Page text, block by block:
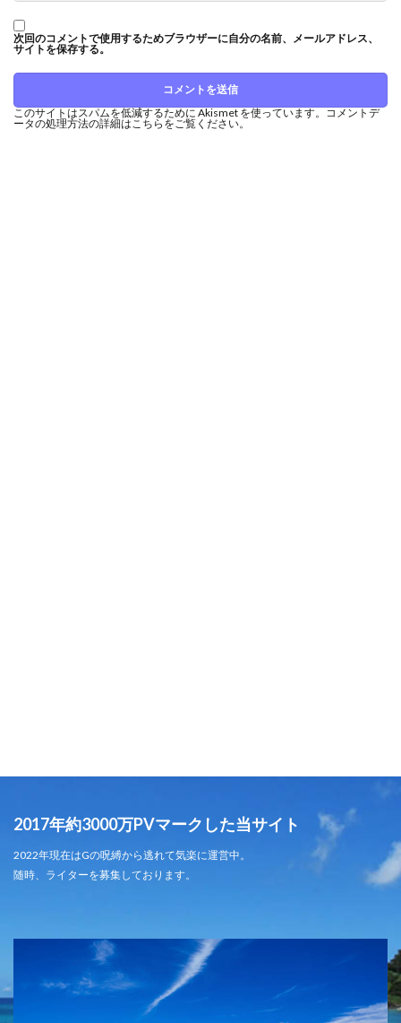
次回のコメントで使用するためブラウザーに自分の名前、メールアドレス、
サイトを保存する。
このサイトはスパムを低減するために Akismet を使っています。コメントデ
ータの処理方法の詳細はこちらをご覧ください。
2017年約3000万PVマークした当サイト
2022年現在はGの呪縛から逃れて気楽に運営中。
随時、ライターを募集しております。